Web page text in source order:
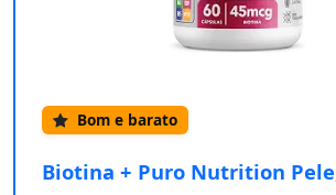
Bom e barato
Biotina + Puro Nutrition